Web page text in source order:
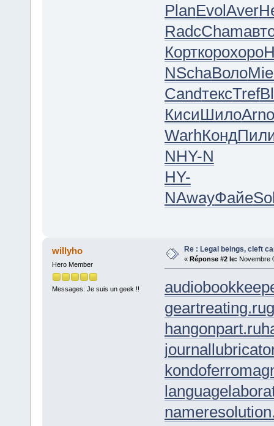
PlanEvolAver
RadcCham
Корткорохоро
NSchaВоло
CandтексTref
КисиШилоArno
WarhКонд
NHY-N
HY-
NAwayФайе
willyho
Hero Member
Messages: Je suis un geek !!
Re : Legal beings, cleft
« Réponse #2 le: Novembre
geartreating.ru
hangonpart.ru